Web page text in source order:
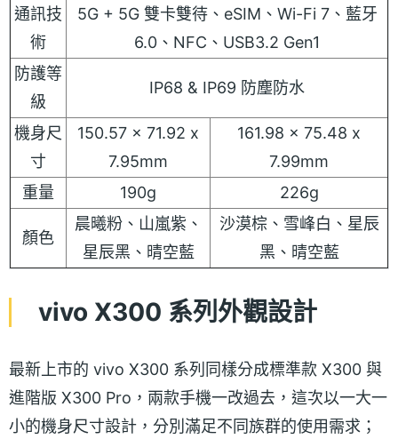
通訊技
術
5G + 5G 雙卡雙待、eSIM、Wi-Fi 7、藍牙
6.0、NFC、USB3.2 Gen1
防護等
級
IP68 & IP69 防塵防水
機身尺
寸
150.57 x 71.92 x
7.95mm
161.98 x 75.48 x
7.99mm
重量
190g 226g
顏色
晨曦粉、山嵐紫、
星辰黑、晴空藍
沙漠棕、雪峰白、星辰
黑、晴空藍
vivo X300 系列外觀設計
最新上市的 vivo X300 系列同樣分成標準款 X300 與
進階版 X300 Pro，兩款手機一改過去，這次以一大一
小的機身尺寸設計，分別滿足不同族群的使用需求；